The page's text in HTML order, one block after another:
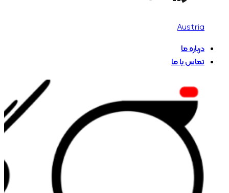
Austria
درباره ما
تماس با ما